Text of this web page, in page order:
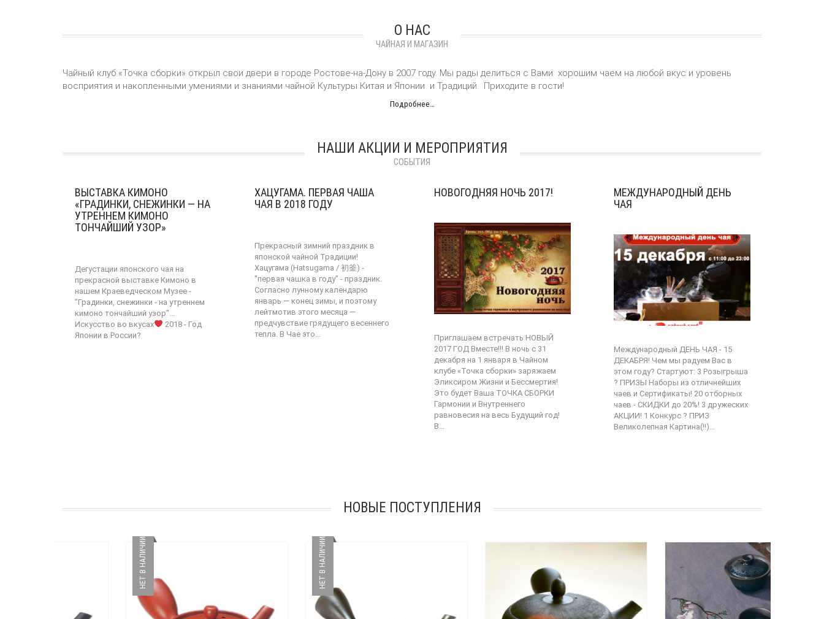
О НАС
ЧАЙНАЯ И МАГАЗИН
Чайный клуб «Точка сборки» открыл свои двери в городе Ростове-на-Дону в 2007 году. Мы рады делиться с Вами хорошим чаем на любой вкус и уровень
восприятия и накопленными умениями и знаниями чайной Культуры Китая и Японии и Традиций. Приходите в гости!
Подробнее…
НАШИ АКЦИИ И МЕРОПРИЯТИЯ
СОБЫТИЯ
ВЫСТАВКА КИМОНО
«ГРАДИНКИ, СНЕЖИНКИ — НА
УТРЕННЕМ КИМОНО
ТОНЧАЙШИЙ УЗОР»
Дегустации японского чая на
прекрасной выставке Кимоно в
нашем Краеведческом Музее -
"Градинки, снежинки - на утреннем
кимоно тончайший узор"...
Искусство во вкусах
2018 - Год
Японии в России?
ХАЦУГАМА. ПЕРВАЯ ЧАША
ЧАЯ В 2018 ГОДУ
Прекрасный зимний праздник в
японской чайной Традиции!
Хацугама (Hatsugama / 初釜) -
"первая чашка в году" - праздник.
Согласно лунному календарю
январь — конец зимы, и поэтому
лейтмотив этого месяца —
предчувствие грядущего весеннего
тепла. В Чае это…
НОВОГОДНЯЯ НОЧЬ 2017!
Приглашаем встречать НОВЫЙ
2017 ГОД Вместе!!! В ночь с 31
декабря на 1 января в Чайном
клубе «Точка сборки» заряжаем
Эликсиром Жизни и Бессмертия!
Это будет Ваша ТОЧКА СБОРКИ
Гармонии и Внутреннего
равновесия на весь Будущий год!
В…
МЕЖДУНАРОДНЫЙ ДЕНЬ
ЧАЯ
Международный ДЕНЬ ЧАЯ - 15
ДЕКАБРЯ! Чем мы радуем Вас в
этом году? Стартуют: 3 Розыгрыша
? ПРИЗЫ Наборы из отличнейших
чаев и Сертификаты! 20 отборных
чаев - СКИДКИ до 20%! 3 дружеских
АКЦИИ! 1 Конкурс ? ПРИЗ
Великолепная Картина(!!)…
НОВЫЕ ПОСТУПЛЕНИЯ